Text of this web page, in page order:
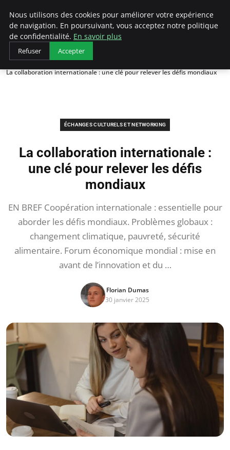
AIESEC France
Accueil
Échanges Culturels et Networking
La collaboration internationale : une clé pour relever les défis mondiaux
ÉCHANGES CULTURELS ET NETWORKING
La collaboration internationale :
une clé pour relever les défis
mondiaux
EN BREF Coopération internationale : essentielle pour
aborder les défis mondiaux. Problèmes globaux :
changement climatique, pauvreté, sécurité
alimentaire. Forum économique mondial : mise en
avant de l’innovation et du …
Florian Dumas
30 janvier 2025
Nous utilisons des cookies pour améliorer votre expérience
de navigation. En poursuivant, vous acceptez notre politique
de confidentialité. En savoir plus
Refuser Accepter